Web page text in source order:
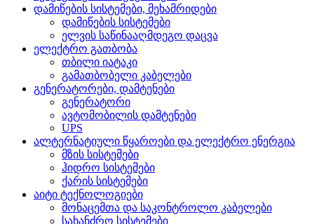
დამიწების სისტემები, მეხამრიდები
დამიწების სისტემები
ელვის საწინააღმდეგო დაცვა
ელექტრო გათბობა
თბილი იატაკი
გამათბობელი კაბელები
გენერატორები, დამტენები
გენერატორი
ავტომობილის დამტენები
UPS
ალტერნატიული წყაროები და ელექტრო ენერგია
მზის სისტემები
ჰიდრო სისტემები
ქარის სისტემები
აიტი ტექნოლოგიები
მონაცემთა და საკონტროლო კაბელები
სახანძრო სისტემები